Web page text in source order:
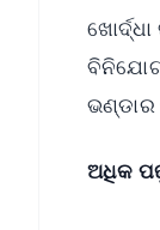
ବିନିଯୋଗ
ଭଣ୍ଡାର
ଅଧିକ